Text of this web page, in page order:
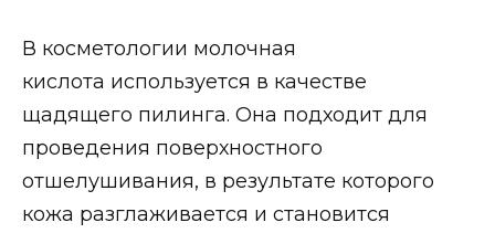
В косметологии молочная
кислота используется в качестве
щадящего пилинга. Она подходит для
проведения поверхностного
отшелушивания, в результате которого
кожа разглаживается и становится